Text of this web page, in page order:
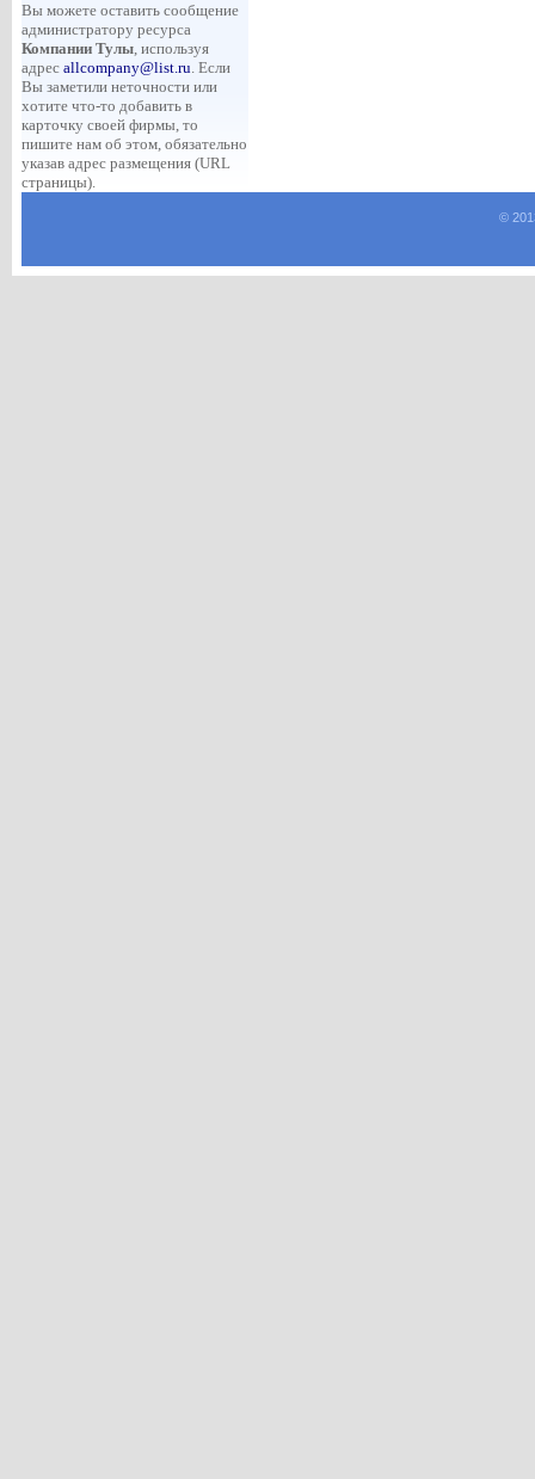
Вы можете оставить сообщение
администратору ресурса
Компании Тулы, используя
адрес allcompany@list.ru. Если
Вы заметили неточности или
хотите что-то добавить в
карточку своей фирмы, то
пишите нам об этом, обязательно
указав адрес размещения (URL
страницы).
©